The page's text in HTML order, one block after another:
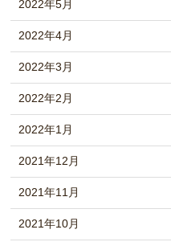
2022年5月
2022年4月
2022年3月
2022年2月
2022年1月
2021年12月
2021年11月
2021年10月